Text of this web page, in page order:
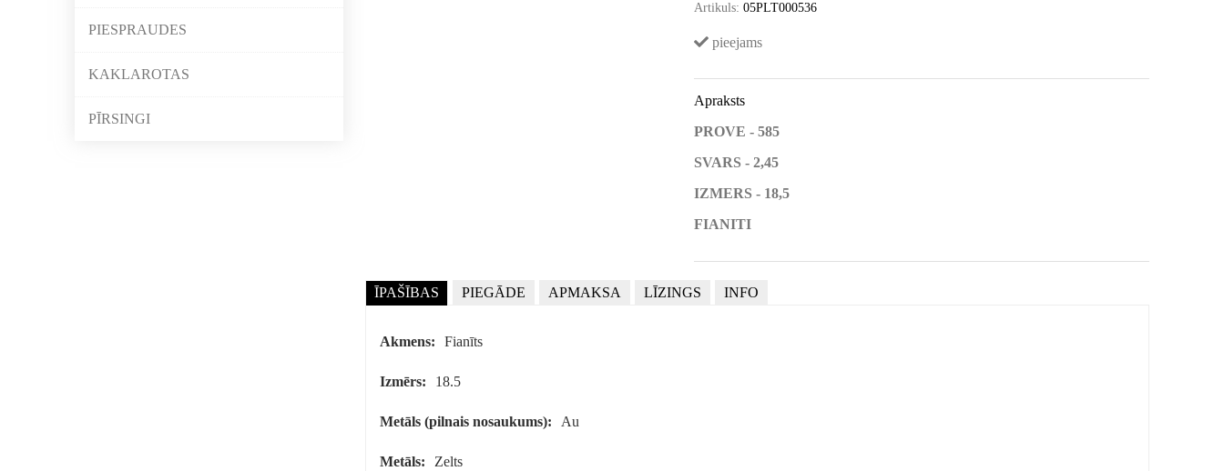
PIESPRAUDES
KAKLAROTAS
PĪRSINGI
Artikuls: 05PLT000536
pieejams
Apraksts
PROVE - 585
SVARS - 2,45
IZMERS - 18,5
FIANITI
ĪPAŠĪBAS PIEGĀDE APMAKSA LĪZINGS INFO
Akmens: Fianīts
Izmērs: 18.5
Metāls (pilnais nosaukums): Au
Metāls: Zelts